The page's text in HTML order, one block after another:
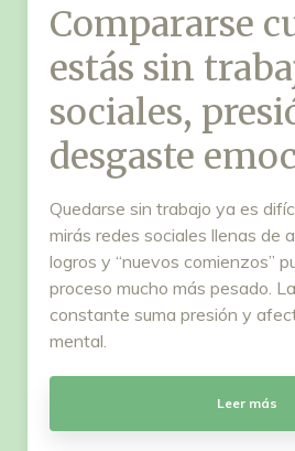
Compararse
estás sin
sociales,
desgaste
Quedarse sin trabajo ya es
mirás redes sociales llenas de
logros y “nuevos comienzos”
proceso mucho más pesado.
constante suma presión y
mental.
Leer más